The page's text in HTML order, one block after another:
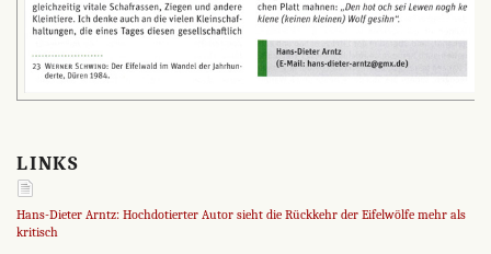
LINKS
Hans-Dieter Arntz: Hochdotierter Autor sieht die Rückkehr der Eifelwölfe mehr als
kritisch